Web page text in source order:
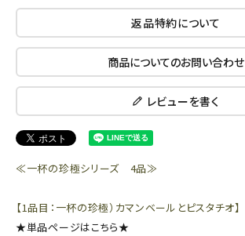
返品特約について
商品についてのお問い合わせ
レビューを書く
≪一杯の珍極シリーズ 4品≫
【1品目：一杯の珍極）カマンベールとピスタチオ】
★単品ページはこちら★